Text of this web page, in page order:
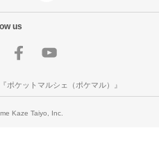
us
ポケットマルシェ（ポケマル）』
Kaze Taiyo, Inc.